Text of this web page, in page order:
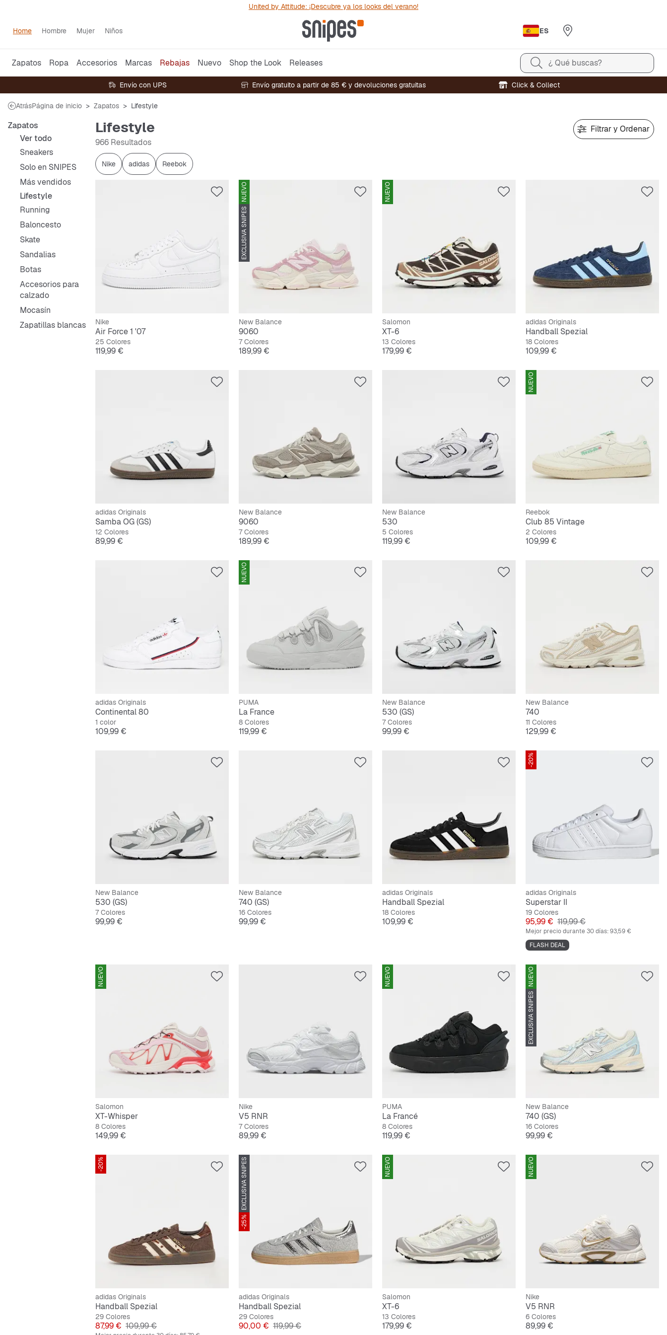
United by Attitude: ¡Descubre ya los looks del verano!
Home Hombre Mujer Niños ES
Zapatos Ropa Accesorios Marcas Rebajas Nuevo Shop the Look Releases ¿ Qué buscas?
Envío con UPS Envío gratuito a partir de 85 € y devoluciones gratuitas Click & Collect
AtrásPágina de inicio Zapatos Lifestyle
Zapatos
Ver todo
Sneakers
Solo en SNIPES
Más vendidos
Lifestyle
Running
Baloncesto
Skate
Sandalias
Botas
Accesorios para
calzado
Mocasín
Zapatillas blancas
Lifestyle
966 Resultados
Filtrar y Ordenar
Nike adidas Reebok
Nike
Air Force 1 '07
25 Colores
Precio
119,99 €
NUEVO
EXCLUSIVA SNIPES
New Balance
9060
7 Colores
Precio
189,99 €
NUEVO
Salomon
XT-6
13 Colores
Precio
179,99 €
adidas Originals
Handball Spezial
18 Colores
Precio
109,99 €
adidas Originals
Samba OG (GS)
12 Colores
Precio
89,99 €
New Balance
9060
7 Colores
Precio
189,99 €
New Balance
530
5 Colores
Precio
119,99 €
NUEVO
Reebok
Club 85 Vintage
2 Colores
Precio
109,99 €
adidas Originals
Continental 80
1 color
Precio
109,99 €
NUEVO
PUMA
La France
8 Colores
Precio
119,99 €
New Balance
530 (GS)
7 Colores
Precio
99,99 €
New Balance
740
11 Colores
Precio
129,99 €
New Balance
530 (GS)
7 Colores
Precio
99,99 €
New Balance
740 (GS)
16 Colores
Precio
99,99 €
adidas Originals
Handball Spezial
18 Colores
Precio
109,99 €
-20%
adidas Originals
Superstar II
19 Colores
Precio
95,99 € Precio original
119,99 €
Mejor precio durante 30 días:93,59 €
FLASH DEAL
NUEVO
Salomon
XT-Whisper
8 Colores
Precio
149,99 €
Nike
V5 RNR
7 Colores
Precio
89,99 €
NUEVO
PUMA
La Francé
8 Colores
Precio
119,99 €
NUEVO
EXCLUSIVA SNIPES
New Balance
740 (GS)
16 Colores
Precio
99,99 €
-20%
adidas Originals
Handball Spezial
29 Colores
Precio
87,99 € Precio original
109,99 €
EXCLUSIVA SNIPES
-25%
adidas Originals
Handball Spezial
29 Colores
Precio
90,00 € Precio original
119,99 €
NUEVO
Salomon
XT-6
13 Colores
Precio
179,99 €
NUEVO
Nike
V5 RNR
6 Colores
Precio
89,99 €